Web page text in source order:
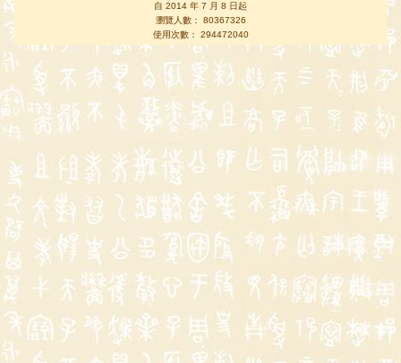
自 2014 年 7 月 8 日起
瀏覽人數： 80367326
使用次數： 294472040